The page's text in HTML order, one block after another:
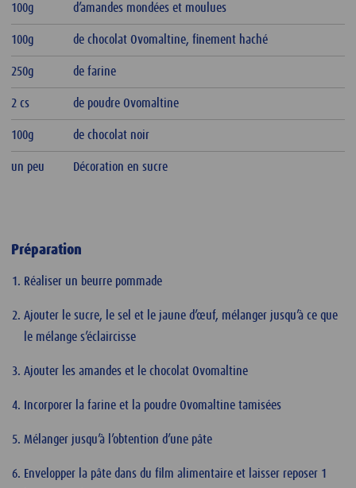
100g d’amandes mondées et moulues
100g de chocolat Ovomaltine, finement haché
250g de farine
2 cs de poudre Ovomaltine
100g de chocolat noir
un peu Décoration en sucre
Préparation
Réaliser un beurre pommade
Ajouter le sucre, le sel et le jaune d’œuf, mélanger jusqu’à ce que
le mélange s’éclaircisse
Ajouter les amandes et le chocolat Ovomaltine
Incorporer la farine et la poudre Ovomaltine tamisées
Mélanger jusqu’à l’obtention d’une pâte
Envelopper la pâte dans du film alimentaire et laisser reposer 1